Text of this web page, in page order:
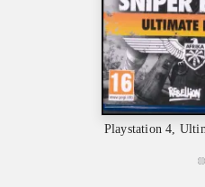
Playstation 4,